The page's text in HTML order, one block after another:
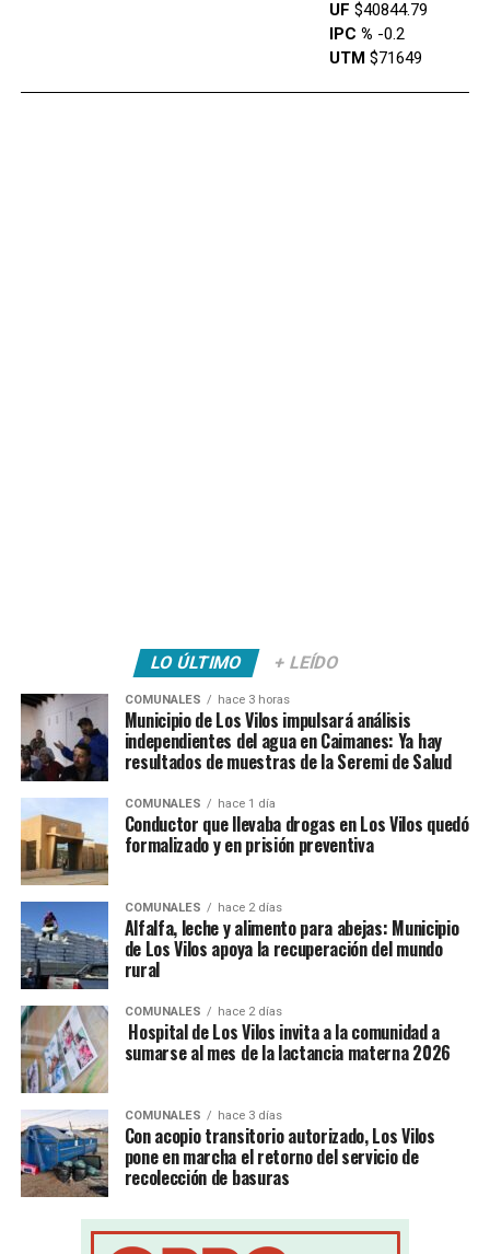
UF $40844.79
IPC % -0.2
UTM$71649
LO ÚLTIMO + LEÍDO
COMUNALES hace 3 horas
Municipio de Los Vilos impulsará análisis
independientes del agua en Caimanes: Ya hay
resultados de muestras de la Seremi de Salud
COMUNALES hace 1 día
Conductor que llevaba drogas en Los Vilos quedó
formalizado y en prisión preventiva
COMUNALES hace 2 días
Alfalfa, leche y alimento para abejas: Municipio
de Los Vilos apoya la recuperación del mundo
rural
COMUNALES hace 2 días
Hospital de Los Vilos invita a la comunidad a
sumarse al mes de la lactancia materna 2026
COMUNALES hace 3 días
Con acopio transitorio autorizado, Los Vilos
pone en marcha el retorno del servicio de
recolección de basuras